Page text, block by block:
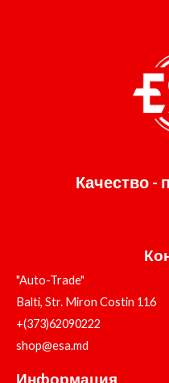
Качество -
"Auto-Trade"
Balti, Str. Miron Costin 116
+(373)62090222
shop@esa.md